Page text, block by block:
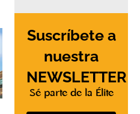
Suscríbete a
nuestra
NEWSLETTER
Sé parte de la Élite